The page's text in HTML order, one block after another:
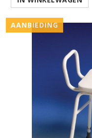
AANBIEDING